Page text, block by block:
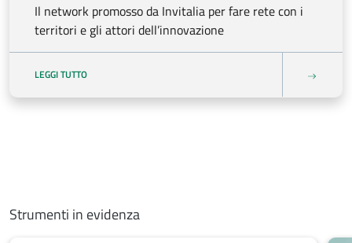
Il network promosso da Invitalia per fare rete con i
territori e gli attori dell’innovazione
LEGGI TUTTO
Strumenti in evidenza